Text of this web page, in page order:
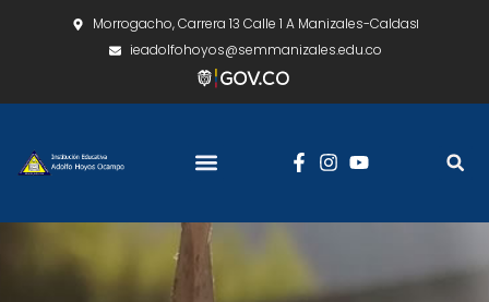
Morrogacho, Carrera 13 Calle 1 A Manizales-Caldas
ieadolfohoyos@semmanizales.edu.co